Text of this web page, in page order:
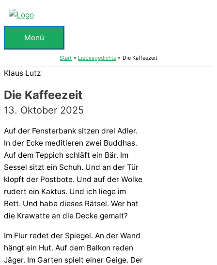
Zum
Inhalt
springenMenü
Menü
Start Liebesgedichte Die Kaffeezeit
Klaus Lutz
Die Kaffeezeit
13. Oktober 2025
Auf der Fensterbank sitzen drei Adler.
In der Ecke meditieren zwei Buddhas.
Auf dem Teppich schläft ein Bär. Im
Sessel sitzt ein Schuh. Und an der Tür
klopft der Postbote. Und auf der Wolke
rudert ein Kaktus. Und ich liege im
Bett. Und habe dieses Rätsel. Wer hat
die Krawatte an die Decke gemalt?
Im Flur redet der Spiegel. An der Wand
hängt ein Hut. Auf dem Balkon reden
Jäger. Im Garten spielt einer Geige. Der